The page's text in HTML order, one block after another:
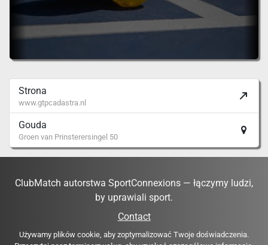
Strona
www.gtpcadastra.nl
Gouda
Groen van Prinsterersingel 50
ClubMatch autorstwa SportConnexions — łączymy ludzi,
by uprawiali sport.
Contact
Używamy plików cookie, aby zoptymalizować Twoje doświadczenia.